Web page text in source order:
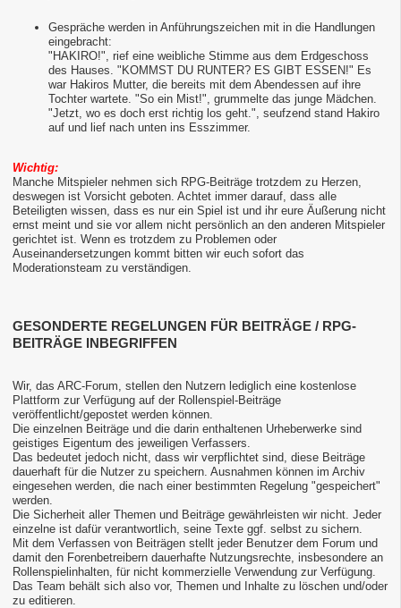
Gespräche werden in Anführungszeichen mit in die Handlungen
eingebracht:
"HAKIRO!", rief eine weibliche Stimme aus dem Erdgeschoss
des Hauses. "KOMMST DU RUNTER? ES GIBT ESSEN!" Es
war Hakiros Mutter, die bereits mit dem Abendessen auf ihre
Tochter wartete. "So ein Mist!", grummelte das junge Mädchen.
"Jetzt, wo es doch erst richtig los geht.", seufzend stand Hakiro
auf und lief nach unten ins Esszimmer.
Wichtig:
Manche Mitspieler nehmen sich RPG-Beiträge trotzdem zu Herzen,
deswegen ist Vorsicht geboten. Achtet immer darauf, dass alle
Beteiligten wissen, dass es nur ein Spiel ist und ihr eure Äußerung nicht
ernst meint und sie vor allem nicht persönlich an den anderen Mitspieler
gerichtet ist. Wenn es trotzdem zu Problemen oder
Auseinandersetzungen kommt bitten wir euch sofort das
Moderationsteam zu verständigen.
GESONDERTE REGELUNGEN FÜR BEITRÄGE / RPG-
BEITRÄGE INBEGRIFFEN
Wir, das ARC-Forum, stellen den Nutzern lediglich eine kostenlose
Plattform zur Verfügung auf der Rollenspiel-Beiträge
veröffentlicht/gepostet werden können.
Die einzelnen Beiträge und die darin enthaltenen Urheberwerke sind
geistiges Eigentum des jeweiligen Verfassers.
Das bedeutet jedoch nicht, dass wir verpflichtet sind, diese Beiträge
dauerhaft für die Nutzer zu speichern. Ausnahmen können im Archiv
eingesehen werden, die nach einer bestimmten Regelung "gespeichert"
werden.
Die Sicherheit aller Themen und Beiträge gewährleisten wir nicht. Jeder
einzelne ist dafür verantwortlich, seine Texte ggf. selbst zu sichern.
Mit dem Verfassen von Beiträgen stellt jeder Benutzer dem Forum und
damit den Forenbetreibern dauerhafte Nutzungsrechte, insbesondere an
Rollenspielinhalten, für nicht kommerzielle Verwendung zur Verfügung.
Das Team behält sich also vor, Themen und Inhalte zu löschen und/oder
zu editieren.